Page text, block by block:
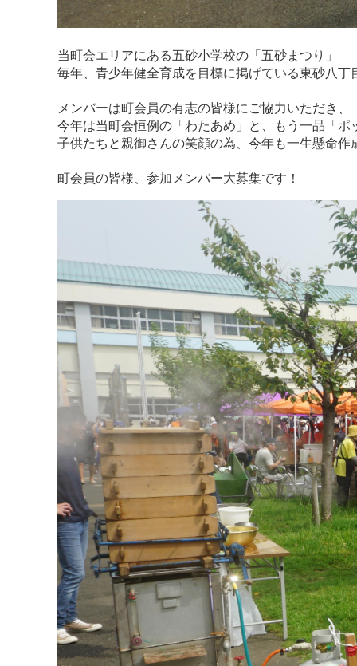
当町会エリアにある五砂小学校の「五砂まつり」
毎年、青少年健全育成を目標に掲げている東砂八丁
メンバーは町会員の有志の皆様にご協力いただき、
今年は当町会恒例の「わたあめ」と、もう一品「ポ
子供たちと親御さんの笑顔の為、今年も一生懸命作
町会員の皆様、参加メンバー大募集です！